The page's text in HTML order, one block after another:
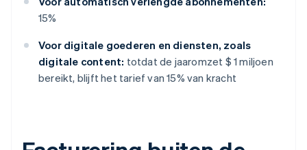
15%
Voor digitale goederen en diensten, zoals
digitale content: totdat de jaaromzet $ 1 miljoen
bereikt, blijft het tarief van 15% van kracht